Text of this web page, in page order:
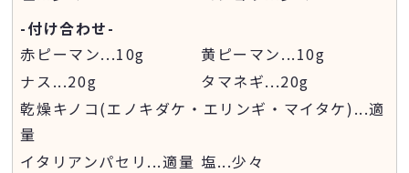
-付け合わせ-
赤ピーマン...10g 黄ピーマン...10g
ナス...20g タマネギ...20g
乾燥キノコ(エノキダケ・エリンギ・マイタケ)...適
量
イタリアンパセリ ...適量 塩...少々